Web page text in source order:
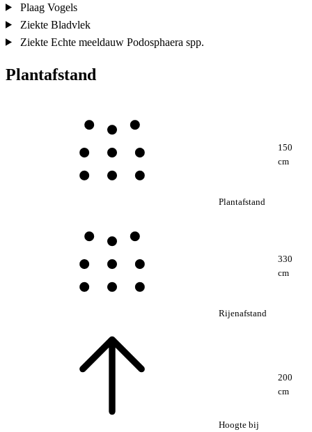
Plaag Vogels
Ziekte Bladvlek
Ziekte Echte meeldauw Podosphaera spp.
Plantafstand
Plantafstand
150
cm
Rijenafstand
330
cm
Hoogte bij
200
cm